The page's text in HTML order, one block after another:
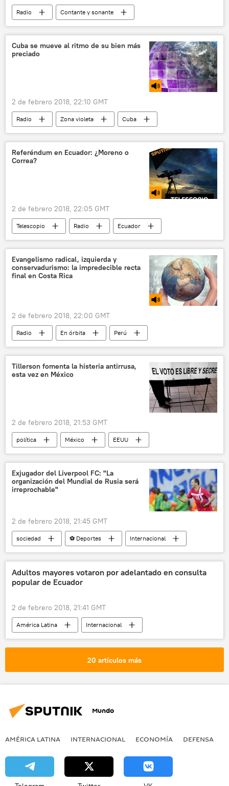
Radio
Contante y sonante
Reino Unido
Unión Europea (UE)
Brexit
negociaciones
salida de la UE
consecuencias
Cuba se mueve al ritmo de su bien más
preciado
2 de febrero 2018, 22:10 GMT
Radio Zona violeta
Cuba
La Habana
música
festival
bailes
salsa
Referéndum en Ecuador: ¿Moreno o
Correa?
2 de febrero 2018, 22:05 GMT
Telescopio Radio
Ecuador
Rafael Correa
Lenín Moreno
derechos humanos
petróleo
referéndum
presidente
Evangelismo radical, izquierda y
conservadurismo: la impredecible recta
final en Costa Rica
2 de febrero 2018, 22:00 GMT
Radio En órbita
Perú
Costa Rica
Universidad de Costa Rica
papa
encuesta
satélites
meteorito
campesinos
Tillerson fomenta la histeria antirrusa,
esta vez en México
2 de febrero 2018, 21:53 GMT
política México
EEUU
Rex Tillerson
Rusia noticias
Exjugador del Liverpool FC: "La
organización del Mundial de Rusia será
irreprochable"
2 de febrero 2018, 21:45 GMT
sociedad ⚽ Deportes
Internacional
Rusia
Serbia
Liverpool
fútbol
💬 Entrevistas
Mundial de Fútbol 2018 en Rusia
Adultos mayores votaron por adelantado en consulta
popular de Ecuador
2 de febrero 2018, 21:41 GMT
América Latina
Internacional
Ecuador
votación
consulta popular
20 artículos más
Mundo
AMÉRICA LATINA INTERNACIONAL ECONOMÍA DEFENSA